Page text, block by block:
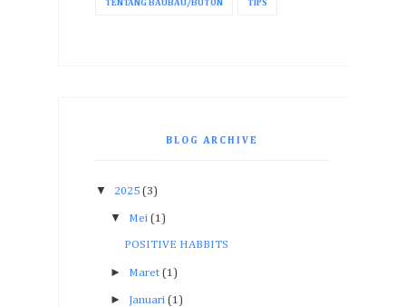
TENTANG BAUBAU/BUTON TIPS
BLOG ARCHIVE
▼ 2025 (3)
▼ Mei (1)
POSITIVE HABBITS
► Maret (1)
► Januari (1)